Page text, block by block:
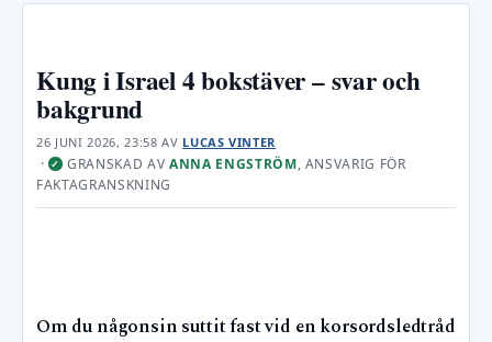
Kung i Israel 4 bokstäver – svar och
bakgrund
26 JUNI 2026, 23:58 AV LUCAS VINTER
· ✓ GRANSKAD AV ANNA ENGSTRÖM, ANSVARIG FÖR
FAKTAGRANSKNING
Om du någonsin suttit fast vid en korsordsledtråd